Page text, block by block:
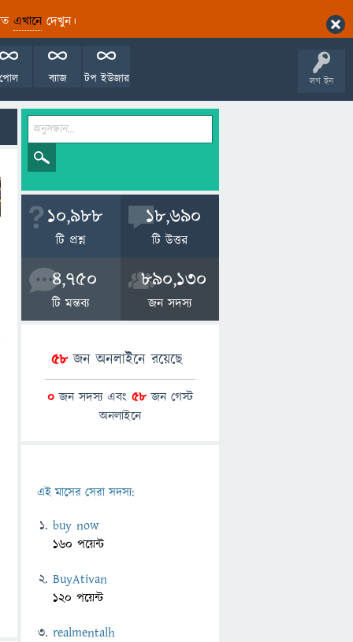
এখানেদেখুন।
লগ ইন
টপ ইউজার
ব্যাজ
পোল
10,988
টি প্রশ্ন
18,690
টি উত্তর
4,750
টি মন্তব্য
890,130
জন সদস্য
58জন অনলাইনে রয়েছে
0 জন সদস্য এবং 58 জন গেস্ট
অনলাইনে
এই মাসের সেরা সদস্য:
buy now
160 পয়েন্ট
BuyAtivan
120 পয়েন্ট
realmentalh